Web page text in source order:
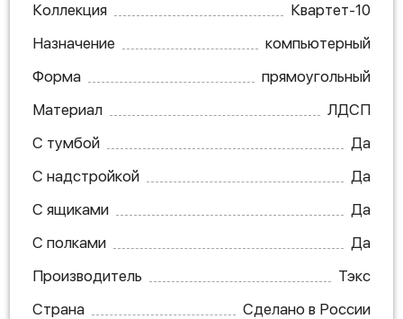
Коллекция
Квартет-10
Назначение
компьютерный
Форма
прямоугольный
Материал
ЛДСП
С тумбой
Да
С надстройкой
Да
С ящиками
Да
С полками
Да
Производитель
Тэкс
Страна
Сделано в России